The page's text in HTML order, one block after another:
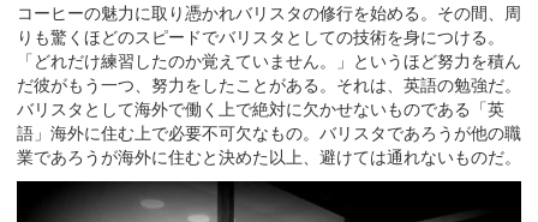
コーヒーの魅力に取り憑かれバリスタの修行を始める。その間、周
りも驚くほどのスピードでバリスタとしての技術を身につける。
「どれだけ練習したのか覚えていません。」というほど努力を積ん
だ彼がもう一つ、努力をしたことがある。それは、英語の勉強だ。
バリスタとして海外で働く上で絶対に欠かせないものである「英
語」海外に住む上で必要不可欠なもの。バリスタであろうが他の職
業であろうが海外に住むと決めた以上、避けては通れないものだ。